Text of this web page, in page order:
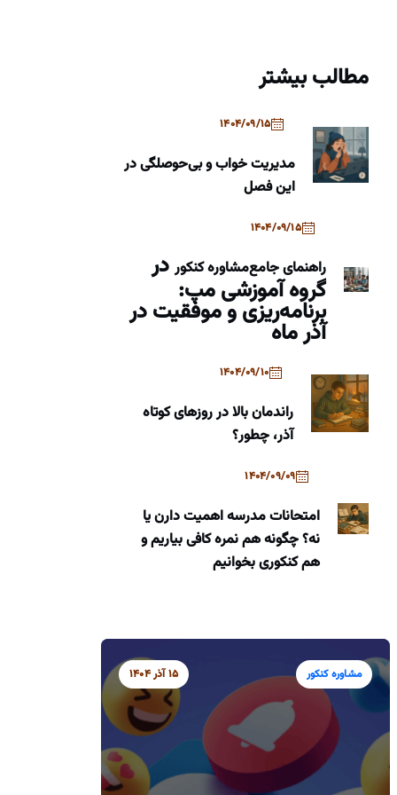
مطالب بیشتر
1404/09/15
مدیریت خواب و بی‌حوصلگی در
این فصل
1404/09/15
راهنمای جامعمشاوره کنکوردر
گروه آموزشی مپ:
برنامه‌ریزی و موفقیت در
آذر ماه
1404/09/10
راندمان بالا در روزهای کوتاه
آذر، چطور؟
1404/09/09
امتحانات مدرسه اهمیت دارن یا
نه؟ چگونه هم نمره کافی بیاریم و
هم کنکوری بخوانیم
مشاوره کنکور 15 آذر 1404